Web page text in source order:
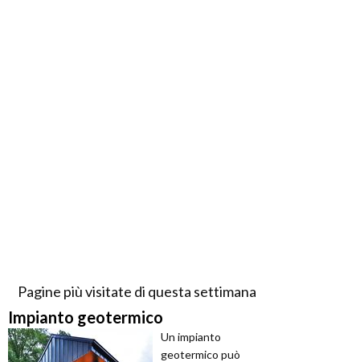
Pagine più visitate di questa settimana
Impianto geotermico
Un impianto
geotermico può